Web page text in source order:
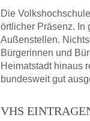
Die
örtlicher Präsenz. In
Außenstellen.
Bürgerinnen und
Heimatstadt hinaus
bundesweit gut
VHS